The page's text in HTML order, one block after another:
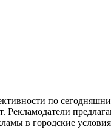
по
в городские